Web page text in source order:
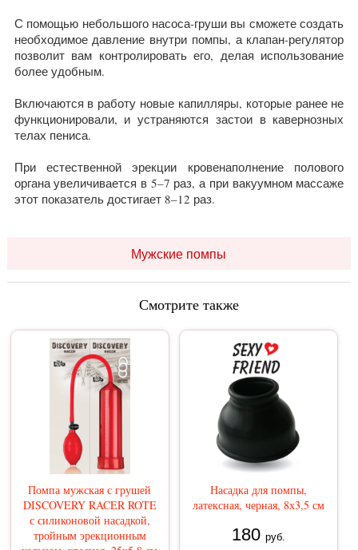
С помощью небольшого насоса-груши вы сможете создать
необходимое давление внутри помпы, а клапан-регулятор
позволит вам контролировать его, делая использование
более удобным.
Включаются в работу новые капилляры, которые ранее не
функционировали, и устраняются застои в кавернозных
телах пениса.
При естественной эрекции кровенаполнение полового
органа увеличивается в 5–7 раз, а при вакуумном массаже
этот показатель достигает 8–12 раз.
Мужские помпы
Смотрите также
Помпа мужская с грушей
DISCOVERY RACER ROTE
с силиконовой насадкой,
тройным эрекционным
Насадка для помпы,
латексная, черная, 8х3,5 см
180 руб.